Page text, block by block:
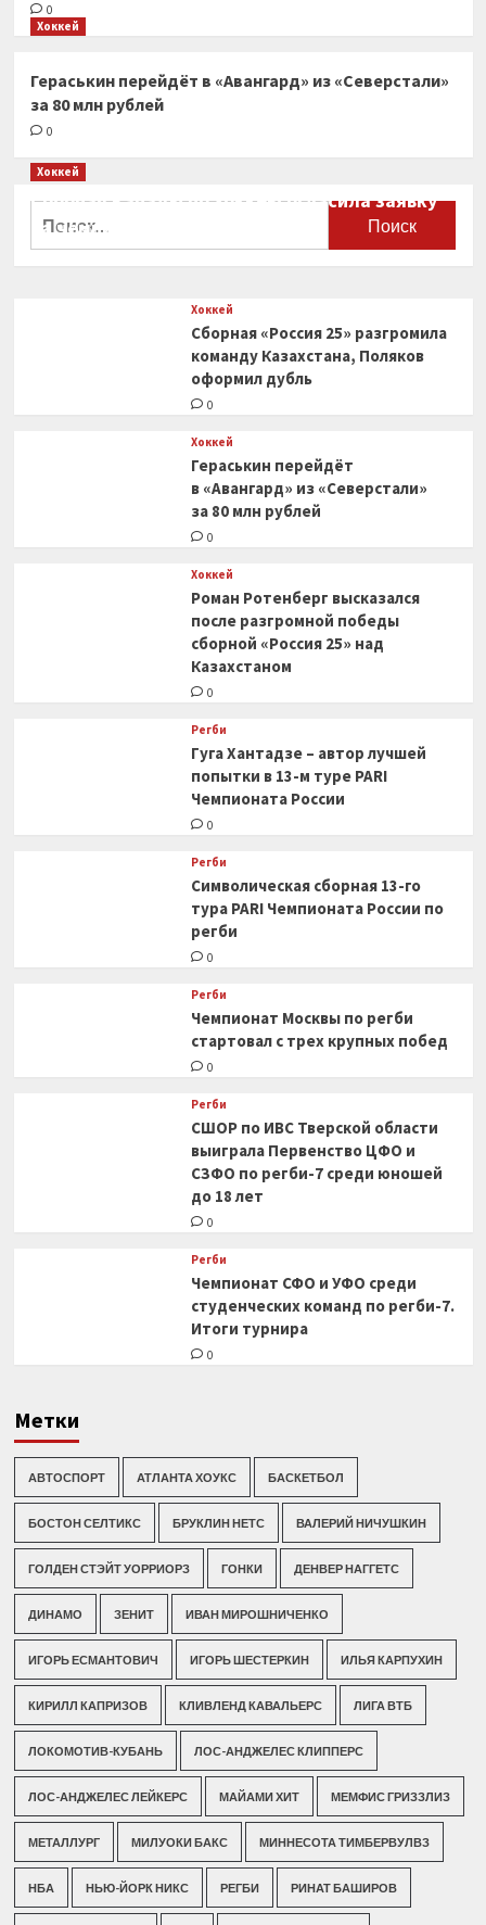
0
Хоккей
Гераськин перейдёт в «Авангард» из «Северстали»
за 80 млн рублей
0
Хоккей
Сборная Канады по хоккею огласила заявку
на чемпионат мира
Хоккей
Сборная «Россия 25» разгромила
команду Казахстана, Поляков
оформил дубль
0
Хоккей
Гераськин перейдёт
в «Авангард» из «Северстали»
за 80 млн рублей
0
Хоккей
Роман Ротенберг высказался
после разгромной победы
сборной «Россия 25» над
Казахстаном
0
Регби
Гуга Хантадзе – автор лучшей
попытки в 13-м туре PARI
Чемпионата России
0
Регби
Символическая сборная 13-го
тура PARI Чемпионата России по
регби
0
Регби
Чемпионат Москвы по регби
стартовал с трех крупных побед
0
Регби
СШОР по ИВС Тверской области
выиграла Первенство ЦФО и
СЗФО по регби-7 среди юношей
до 18 лет
0
Регби
Чемпионат СФО и УФО среди
студенческих команд по регби-7.
Итоги турнира
0
Метки
АВТОСПОРТ АТЛАНТА ХОУКС БАСКЕТБОЛ
БОСТОН СЕЛТИКС БРУКЛИН НЕТС ВАЛЕРИЙ НИЧУШКИН
ГОЛДЕН СТЭЙТ УОРРИОРЗ ГОНКИ ДЕНВЕР НАГГЕТС
ДИНАМО ЗЕНИТ ИВАН МИРОШНИЧЕНКО
ИГОРЬ ЕСМАНТОВИЧ ИГОРЬ ШЕСТЕРКИН ИЛЬЯ КАРПУХИН
КИРИЛЛ КАПРИЗОВ КЛИВЛЕНД КАВАЛЬЕРС ЛИГА ВТБ
ЛОКОМОТИВ-КУБАНЬ ЛОС-АНДЖЕЛЕС КЛИППЕРС
ЛОС-АНДЖЕЛЕС ЛЕЙКЕРС МАЙАМИ ХИТ МЕМФИС ГРИЗЗЛИЗ
МЕТАЛЛУРГ МИЛУОКИ БАКС МИННЕСОТА ТИМБЕРВУЛВЗ
НБА НЬЮ-ЙОРК НИКС РЕГБИ РИНАТ БАШИРОВ